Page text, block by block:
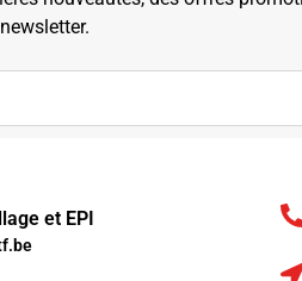
et EPI